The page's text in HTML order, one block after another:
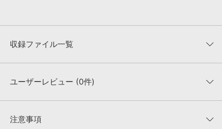
収録ファイル一覧
収録ファイル一覧
ユーザーレビュー (0件)
★★★★★
注意事項